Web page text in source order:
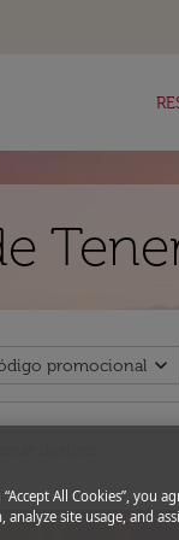
promocional expand_more
“Accept All Cookies”, you
analyze site usage, and